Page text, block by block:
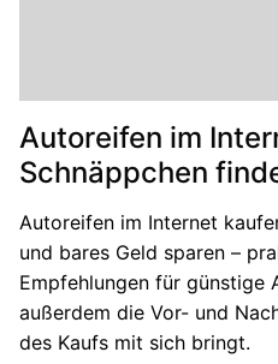
Autoreifen im
Schnäppchen
Autoreifen im Internet
und bares Geld sparen –
Empfehlungen für günstige
außerdem die Vor- und
des Kaufs mit sich bringt.